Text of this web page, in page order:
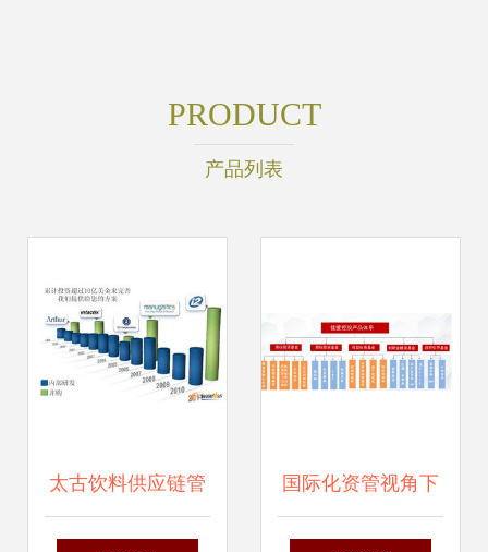
PRODUCT
产品列表
太古饮料供应链管 国际化资管视角下